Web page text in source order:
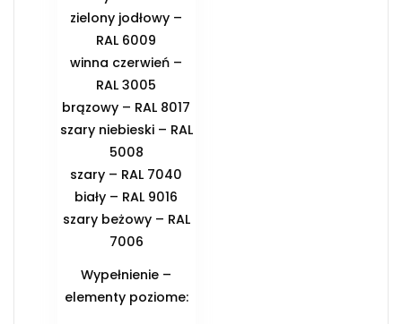
zielony jodłowy –
RAL 6009
winna czerwień –
RAL 3005
brązowy – RAL 8017
szary niebieski – RAL
5008
szary – RAL 7040
biały – RAL 9016
szary beżowy – RAL
7006
Wypełnienie –
elementy poziome: